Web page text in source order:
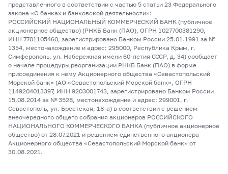
представленного в соответствии с частью 5 статьи 23 Федерального
закона «О банках и банковской деятельности»:
РОССИЙСКИЙ НАЦИОНАЛЬНЫЙ КОММЕРЧЕСКИЙ БАНК (публичное
акционерное общество) (РНКБ Банк (ПАО), ОГРН 1027700381290,
ИНН 7701105460, зарегистрировано Банком России 25.01.1991 за №
1354, местонахождение и адрес: 295000, Республика Крым, г.
Симферополь, ул. Набережная имени 60-летия СССР, д. 34) сообщает
о начале процедуры реорганизации РНКБ Банк (ПАО) в форме
присоединения к нему Акционерного общества «Севастопольский
Морской банк» (АО «Севастопольский Морской банк», ОГРН
1149204013397, ИНН 9203001743, зарегистрировано Банком России
15.08.2014 за № 3528, местонахождение и адрес: 299001, г.
Севастополь, ул. Брестская, 18-а) в соответствии с решением
внеочередного общего собрания акционеров РОССИЙСКОГО
НАЦИОНАЛЬНОГО КОММЕРЧЕСКОГО БАНКА (публичное акционерное
общество) от 28.07.2021 и решением единственного акционера
Акционерного общества «Севастопольский Морской банк» от
30.08.2021.